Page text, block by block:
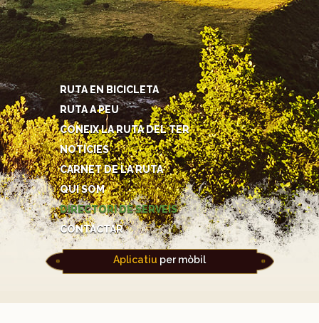
RUTA EN BICICLETA
RUTA A PEU
CONEIX LA RUTA DEL TER
NOTÍCIES
CARNET DE LA RUTA
QUI SOM
DIRECTORI DE SERVEIS
CONTACTAR
Aplicatiu per mòbil